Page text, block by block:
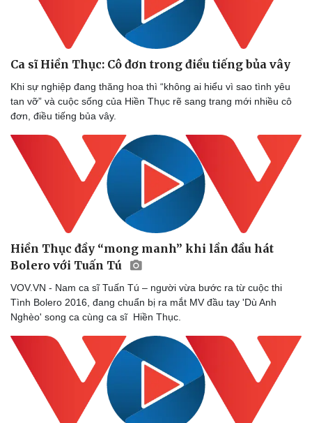
Văn hóa
Văn học
Âm nhạc
Di sản
Thời trang
Sao Việt
Ca sĩ Hiền Thục: Cô đơn trong điều tiếng bủa vây
Khi sự nghiệp đang thăng hoa thì “không ai hiểu vì sao tình yêu
tan vỡ” và cuộc sống của Hiền Thục rẽ sang trang mới nhiều cô
đơn, điều tiếng bủa vây.
Hiền Thục đầy “mong manh” khi lần đầu hát
Bolero với Tuấn Tú
VOV.VN - Nam ca sĩ Tuấn Tú – người vừa bước ra từ cuộc thi
Tình Bolero 2016, đang chuẩn bị ra mắt MV đầu tay 'Dù Anh
Nghèo' song ca cùng ca sĩ Hiền Thục.